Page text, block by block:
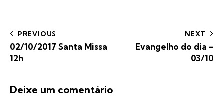
PREVIOUS
02/10/2017 Santa Missa
12h
NEXT
Evangelho do dia –
03/10
Deixe um comentário